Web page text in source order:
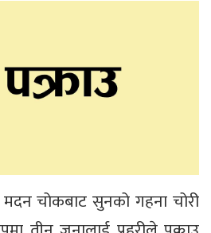
चोकबाट सुनको गहना चोरी